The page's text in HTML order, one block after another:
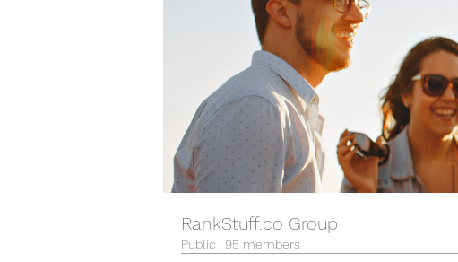
RankStuff.co Group
Public · 95 members